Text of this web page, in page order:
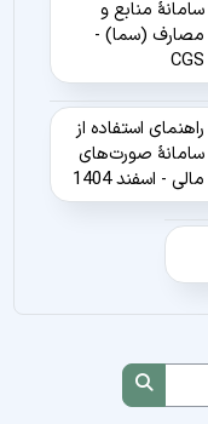
سامانۀ منابع و
مصارف (سما) -
CGSپوشه
راهنمای استفاده از
سامانۀ صورت‌های
مالی - اسفند 1404
پوشه
جستجو بین درس‌ها